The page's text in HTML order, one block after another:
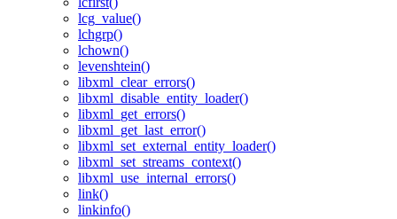
lcg_value()
lchgrp()
lchown()
levenshtein()
libxml_clear_errors()
libxml_disable_entity_loader()
libxml_get_errors()
libxml_get_last_error()
libxml_set_external_entity_loader()
libxml_set_streams_context()
libxml_use_internal_errors()
link()
linkinfo()